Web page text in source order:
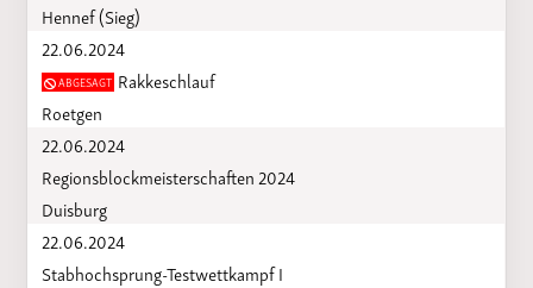
Hennef (Sieg)
22.06.2024
ABGESAGTRakkeschlauf
Roetgen
22.06.2024
Regionsblockmeisterschaften 2024
Duisburg
22.06.2024
Stabhochsprung-Testwettkampf I